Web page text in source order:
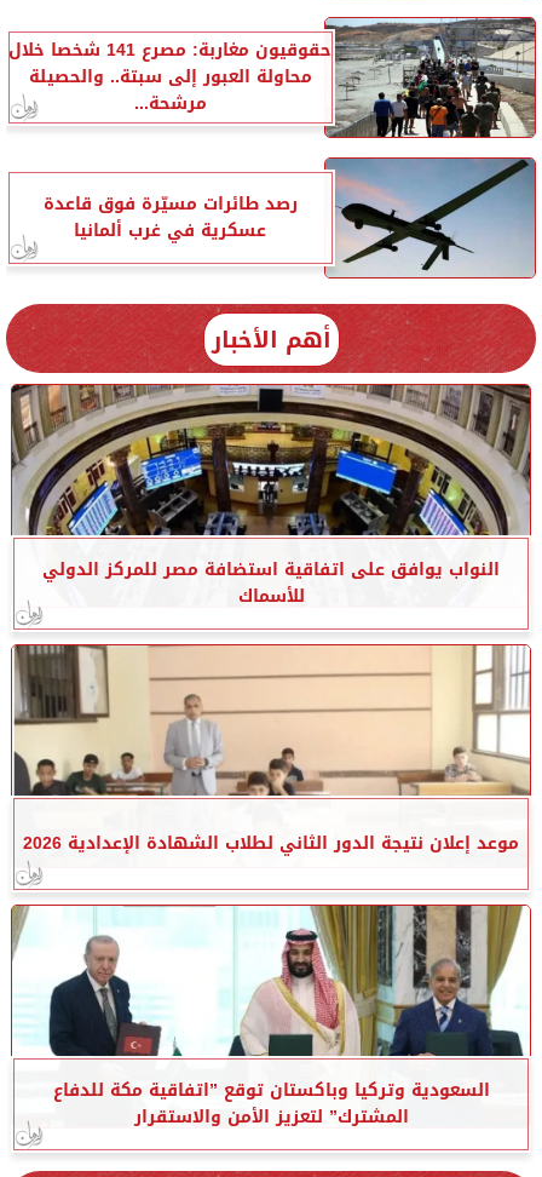
حقوقيون مغاربة: مصرع 141 شخصا خلال
محاولة العبور إلى سبتة.. والحصيلة
مرشحة...
رصد طائرات مسيّرة فوق قاعدة
عسكرية في غرب ألمانيا
أهم الأخبار
النواب يوافق على اتفاقية استضافة مصر للمركز الدولي
للأسماك
موعد إعلان نتيجة الدور الثاني لطلاب الشهادة الإعدادية 2026
السعودية وتركيا وباكستان توقع ”اتفاقية مكة للدفاع
المشترك” لتعزيز الأمن والاستقرار